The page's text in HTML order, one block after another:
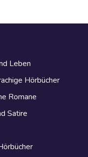
Leben
Hörbücher
Romane
Satire